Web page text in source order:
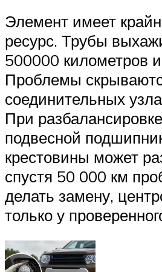
Элемент имеет
ресурс. Трубы
500000 километров
Проблемы
соединительных
При
подвесной
крестовины может
спустя 50 000 км
делать замену,
только у